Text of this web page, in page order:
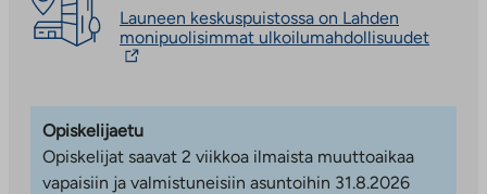
Launeen keskuspuistossa on Lahden
monipuolisimmat ulkoilumahdollisuudetLinkki
Opiskelijaetu
Opiskelijat saavat 2 viikkoa ilmaista muuttoaikaa
vapaisiin ja valmistuneisiin asuntoihin 31.8.2026